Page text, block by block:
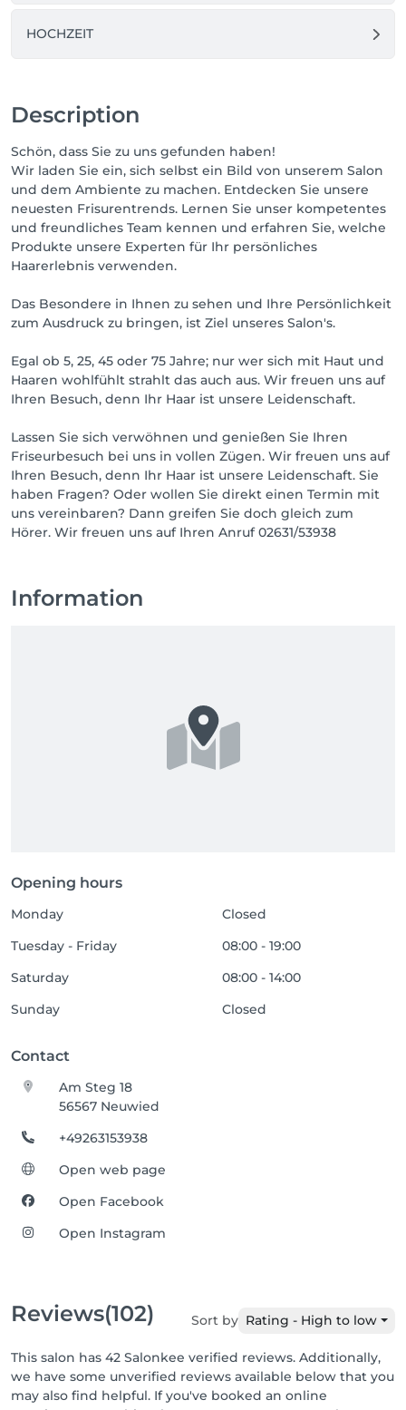
HOCHZEIT
Description
Schön, dass Sie zu uns gefunden haben!
Wir laden Sie ein, sich selbst ein Bild von unserem Salon
und dem Ambiente zu machen. Entdecken Sie unsere
neuesten Frisurentrends. Lernen Sie unser kompetentes
und freundliches Team kennen und erfahren Sie, welche
Produkte unsere Experten für Ihr persönliches
Haarerlebnis verwenden.
Das Besondere in Ihnen zu sehen und Ihre Persönlichkeit
zum Ausdruck zu bringen, ist Ziel unseres Salon's.
Egal ob 5, 25, 45 oder 75 Jahre; nur wer sich mit Haut und
Haaren wohlfühlt strahlt das auch aus. Wir freuen uns auf
Ihren Besuch, denn Ihr Haar ist unsere Leidenschaft.
Lassen Sie sich verwöhnen und genießen Sie Ihren
Friseurbesuch bei uns in vollen Zügen. Wir freuen uns auf
Ihren Besuch, denn Ihr Haar ist unsere Leidenschaft. Sie
haben Fragen? Oder wollen Sie direkt einen Termin mit
uns vereinbaren? Dann greifen Sie doch gleich zum
Hörer. Wir freuen uns auf Ihren Anruf 02631/53938
Information
Opening hours
Monday
Closed
Tuesday - Friday
08:00 - 19:00
Saturday
08:00 - 14:00
Sunday
Closed
Contact
Am Steg 18
56567 Neuwied
+49263153938
Open web page
Open Facebook
Open Instagram
Reviews(102) Sort by Rating - High to low
This salon has 42 Salonkee verified reviews. Additionally,
we have some unverified reviews available below that you
may also find helpful. If you've booked an online